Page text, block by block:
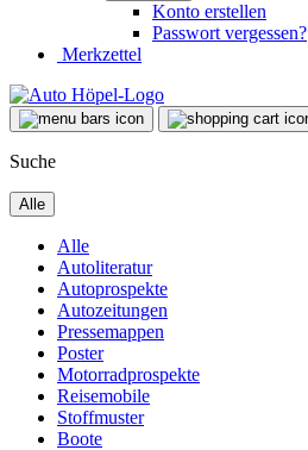
Konto erstellen
Passwort vergessen?
Merkzettel
Suche
Alle
Alle
Autoliteratur
Autoprospekte
Autozeitungen
Pressemappen
Poster
Motorradprospekte
Reisemobile
Stoffmuster
Boote